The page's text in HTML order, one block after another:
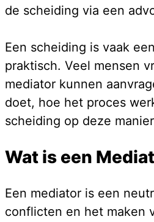
de scheiding via een
Een scheiding is vaak
praktisch. Veel mensen
mediator kunnen
doet, hoe het proces
scheiding op deze
Wat is een
Een mediator is een
conflicten en het maken